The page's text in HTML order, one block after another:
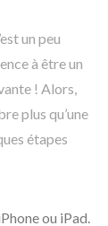
un peu
à être un
! Alors,
plus qu’une
étapes
ou iPad.